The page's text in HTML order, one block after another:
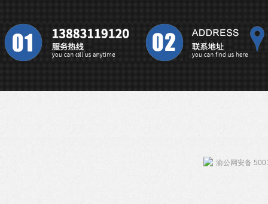
渝公网安备